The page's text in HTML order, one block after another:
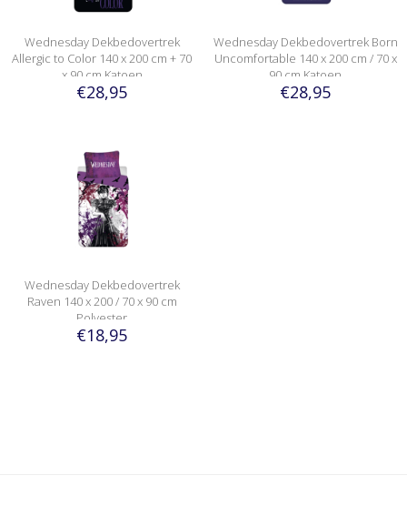
Wednesday Dekbedovertrek
Allergic to Color 140 x 200 cm + 70
x 90 cm Katoen
€28,95
Wednesday Dekbedovertrek Born
Uncomfortable 140 x 200 cm / 70 x
90 cm Katoen
€28,95
Wednesday Dekbedovertrek
Raven 140 x 200 / 70 x 90 cm
Polyester
€18,95